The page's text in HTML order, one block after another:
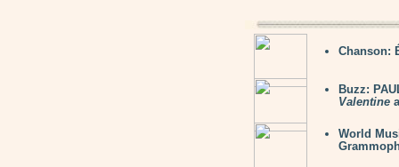
Chanson:
Buzz:
Valentine
World